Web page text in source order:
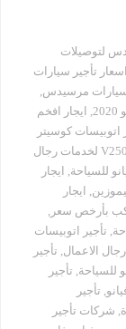
لتوصيلات
اسعار تأجير سيارات
مرسيدس,
, ايجار افخم
اتوبيسات كوسيتر
ايجار فيانو V250 لخدمات رجال
للسياحة, ايجار
, ايجار
,
, تأجير اتوبيسات
, تأجير
للسياحة, تأجير
, تأجير
, شركات تأجير